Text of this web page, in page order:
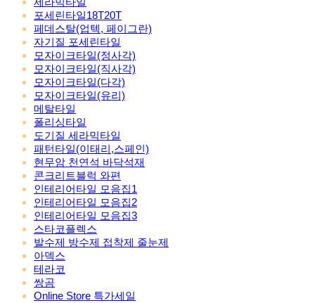
포세린타일18T20T
페데스탈(업텍, 페이그란)
자기질 포세린타일
모자이크타일(정사각)
모자이크타일(직사각)
모자이크타일(다각)
모자이크타일(유리)
메탈타일
폴리싱타일
도기질 세라믹타일
패턴타일(이태리,스페인)
현무암 천연석 바닥석재
콘크리트블럭 와편
인테리어타일 모음집1
인테리어타일 모음집2
인테리어타일 모음집3
스타코플렉스
발수제 방수제 접착제 줄눈제
아덱스
테라코
쌍곰
Online Store 특가세일